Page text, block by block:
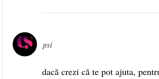
psi
dacă crezi că te pot ajuta,